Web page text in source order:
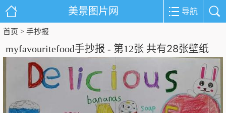
美景图片网 导航
首页 > 手抄报
myfavouritefood手抄报 - 第12张 共有28张壁纸